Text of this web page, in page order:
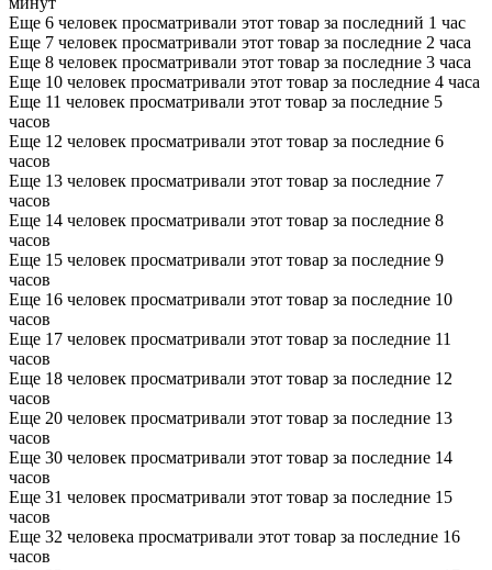
Еще 6 человек просматривали этот товар за последний 1 час
Еще 7 человек просматривали этот товар за последние 2 часа
Еще 8 человек просматривали этот товар за последние 3 часа
Еще 10 человек просматривали этот товар за последние 4 часа
Еще 11 человек просматривали этот товар за последние 5
часов
Еще 12 человек просматривали этот товар за последние 6
часов
Еще 13 человек просматривали этот товар за последние 7
часов
Еще 14 человек просматривали этот товар за последние 8
часов
Еще 15 человек просматривали этот товар за последние 9
часов
Еще 16 человек просматривали этот товар за последние 10
часов
Еще 17 человек просматривали этот товар за последние 11
часов
Еще 18 человек просматривали этот товар за последние 12
часов
Еще 20 человек просматривали этот товар за последние 13
часов
Еще 30 человек просматривали этот товар за последние 14
часов
Еще 31 человек просматривали этот товар за последние 15
часов
Еще 32 человека просматривали этот товар за последние 16
часов